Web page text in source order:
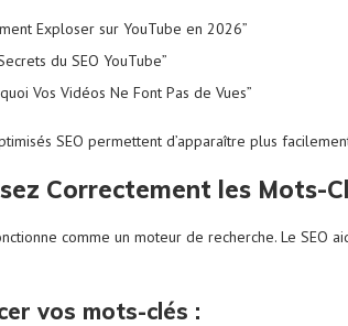
Exploser sur YouTube en 2026”
du SEO YouTube”
Vos Vidéos Ne Font Pas de Vues”
SEO permettent d’apparaître plus
Correctement les Mots-
comme un moteur de recherche. Le SEO
vos mots-clés :